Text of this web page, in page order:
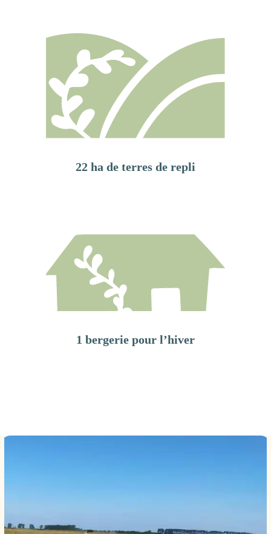
22 ha de terres de repli
1 bergerie pour l’hiver